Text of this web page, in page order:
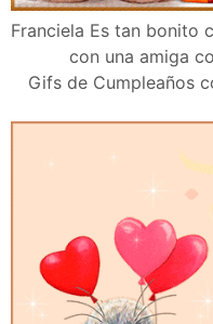
Franciela Es tan bonito
con una amiga
Gifs de Cumpleaños